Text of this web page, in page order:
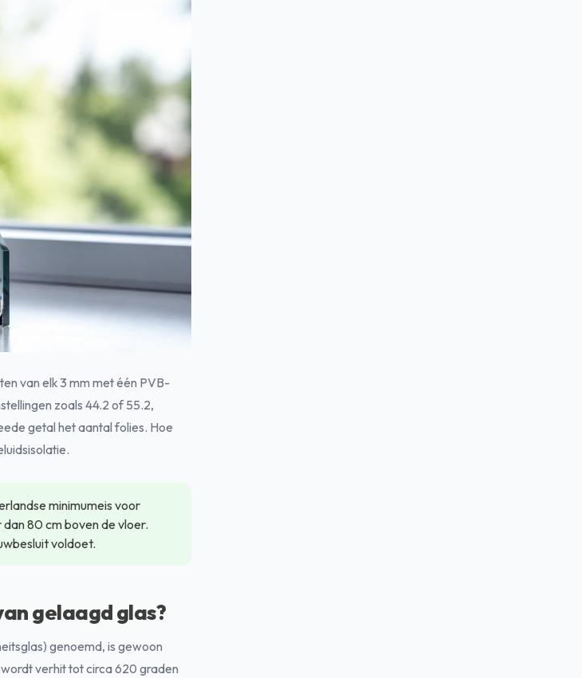
van elk 3 mm met één PVB-
zoals 44.2 of 55.2,
getal het aantal folies. Hoe
minimumeis voor
80 cm boven de vloer.
voldoet.
gelaagd glas?
genoemd, is gewoon
verhit tot circa 620 graden